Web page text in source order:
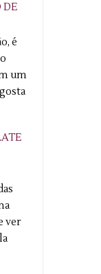
DE
é
um
ver